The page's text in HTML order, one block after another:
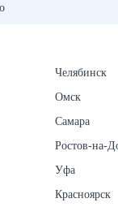
Челябинск
Омск
Самара
Ростов-
Уфа